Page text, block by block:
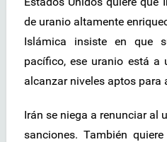
de uranio altamente
Islámica insiste en que
pacífico, ese uranio está a
alcanzar niveles aptos para
Irán se niega a renunciar al
sanciones. También